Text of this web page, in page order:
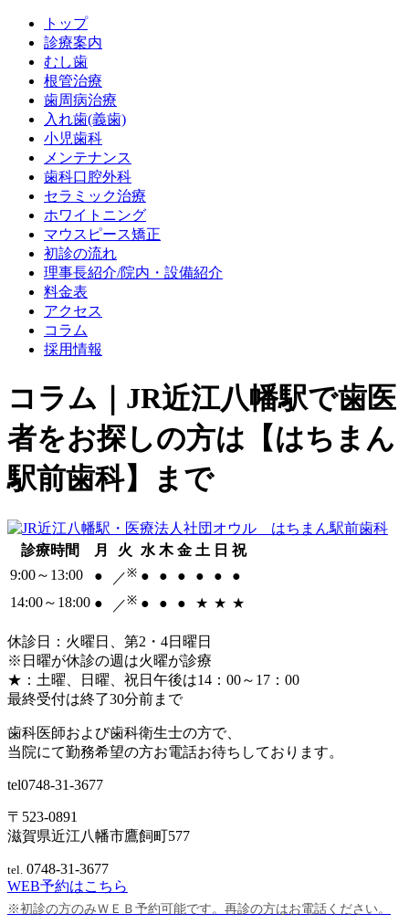
トップ
診療案内
むし歯
根管治療
歯周病治療
入れ歯(義歯)
小児歯科
メンテナンス
歯科口腔外科
セラミック治療
ホワイトニング
マウスピース矯正
初診の流れ
理事長紹介/院内・設備紹介
料金表
アクセス
コラム
採用情報
コラム｜JR近江八幡駅で歯医
者をお探しの方は【はちまん
駅前歯科】まで
診療時間 月 火 水 木 金 土 日 祝
9:00～13:00
● ／※ ● ● ● ● ●
●
14:00～18:00 ● ／※ ● ● ● ★ ★ ★
休診日：火曜日、第2・4日曜日
※日曜が休診の週は火曜が診療
★：土曜、日曜、祝日午後は14：00～17：00
最終受付は終了30分前まで
歯科医師および歯科衛生士の方で、
当院にて勤務希望の方お電話お待ちしております。
tel0748-31-3677
〒523-0891
滋賀県近江八幡市鷹飼町577
tel. 0748-31-3677
WEB予約はこちら
※初診の方のみＷＥＢ予約可能です。再診の方はお電話ください。